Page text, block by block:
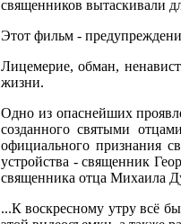
священников вытаскивали
Этот фильм -
Лицемерие, обман,
жизни.
Одно из опаснейших
созданного святыми
официального признания
устройства - священник
священника отца Михаила
...К воскресному утру всё